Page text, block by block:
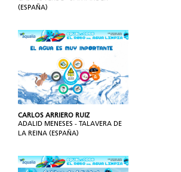
(ESPAÑA)
CARLOS ARRIERO RUIZ
ADALID MENESES - TALAVERA DE
LA REINA (ESPAÑA)